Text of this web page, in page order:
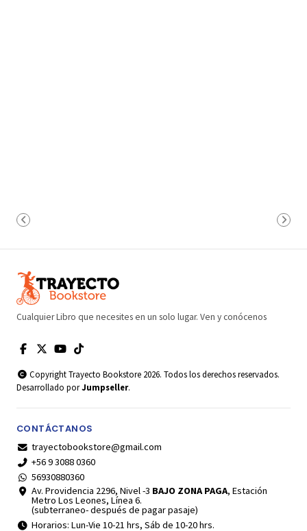
Cualquier Libro que necesites en un solo lugar. Ven y conócenos
Copyright Trayecto Bookstore 2026. Todos los derechos reservados.
Desarrollado porJumpseller.
CONTÁCTANOS
trayectobookstore@gmail.com
+56 9 3088 0360
56930880360
Av. Providencia 2296, Nivel -3 BAJO ZONA PAGA, Estación
Metro Los Leones, Línea 6.
(subterraneo- después de pagar pasaje)
Horarios: Lun-Vie 10-21 hrs, Sáb de 10-20 hrs.